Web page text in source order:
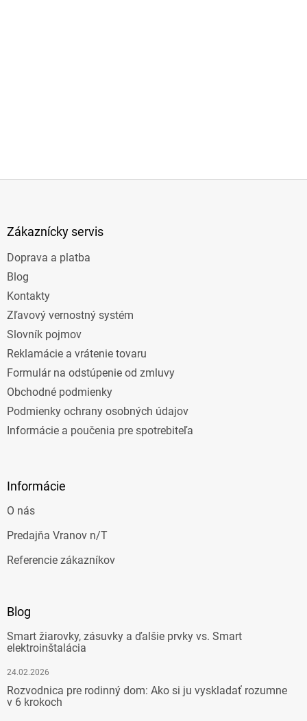
Zákaznícky servis
Doprava a platba
Blog
Kontakty
Zľavový vernostný systém
Slovník pojmov
Reklamácie a vrátenie tovaru
Formulár na odstúpenie od zmluvy
Obchodné podmienky
Podmienky ochrany osobných údajov
Informácie a poučenia pre spotrebiteľa
Informácie
O nás
Predajňa Vranov n/T
Referencie zákazníkov
Blog
Smart žiarovky, zásuvky a ďalšie prvky vs. Smart
elektroinštalácia
24.02.2026
Rozvodnica pre rodinný dom: Ako si ju vyskladať rozumne
v 6 krokoch